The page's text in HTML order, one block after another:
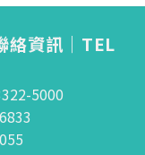
絡資訊｜TEL
5000